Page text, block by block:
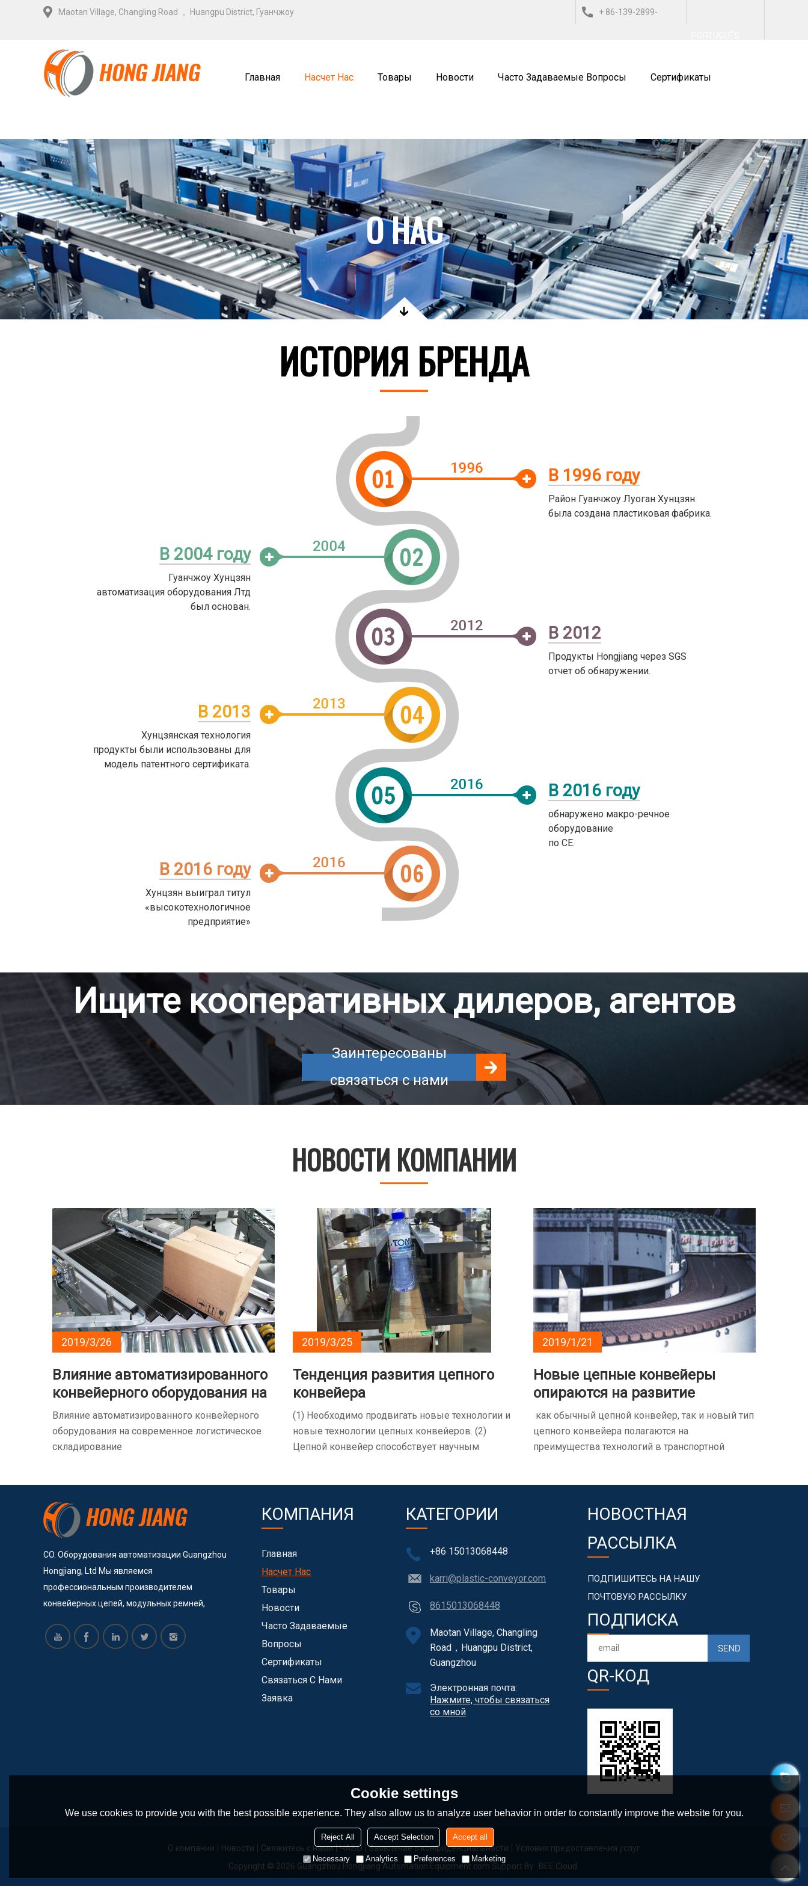
Maotan Village, Changling Road ， Huangpu District, Гуанчжоу + 86-139-2899-
Главная Насчет Нас Товары Новости Часто Задаваемые Вопросы Сертификаты
Связаться С Нами
О НАС
ИСТОРИЯ БРЕНДА
В 2004 году
Гуанчжоу Хунцзян
автоматизация оборудования Лтд
был основан.
В 2013
Хунцзянская технология
продукты были использованы для
модель патентного сертификата.
В 2016 году
Хунцзян выиграл титул
«высокотехнологичное
предприятие»
В 1996 году
Район Гуанчжоу Луоган Хунцзян
была создана пластиковая фабрика.
В 2012
Продукты Hongjiang через SGS
отчет об обнаружении.
В 2016 году
обнаружено макро-речное
оборудование
по CE.
Ищите кооперативных дилеров, агентов
Заинтересованы
связаться с нами
НОВОСТИ КОМПАНИИ
Влияние автоматизированного
конвейерного оборудования на
современное логистическое
складирование
2019/3/26
Влияние автоматизированного конвейерного
оборудования на современное логистическое
складирование
Тенденция развития цепного
конвейера
2019/3/25
(1) Необходимо продвигать новые технологии и
новые технологии цепных конвейеров. (2)
Цепной конвейер способствует научным
цепных конвейеров. (4) Ускорить разработку
продуктов национального бренда и активно
на международном и внутреннем рынках.
Новые цепные конвейеры
опираются на развитие
основных технологий
2019/1/21
как обычный цепной конвейер, так и новый тип
цепного конвейера полагаются на
преимущества технологий в транспортной
CO. Оборудования автоматизации Guangzhou
Hongjiang, Ltd Мы являемся
профессиональным производителем
конвейерных цепей, модульных ремней,
систем в течение 22 лет. Большинство наших
продуктов имеют сертификат SGS, ISO, CE.
других пластмассовых компонентов. и у нас
для проектирования и производства
заказчика. Наши основные конвейеры,
КОМПАНИЯ
Главная
Насчет Нас
Товары
Новости
Часто Задаваемые
Вопросы
Сертификаты
Связаться С Нами
Заявка
КАТЕГОРИИ
+86 15013068448
karri@plastic-conveyor.com
8615013068448
Maotan Village, Changling
Road，Huangpu District,
Guangzhou
Электронная почта:
Нажмите, чтобы связаться
со мной
НОВОСТНАЯ
РАССЫЛКА
ПОДПИШИТЕСЬ НА НАШУ
ПОЧТОВУЮ РАССЫЛКУ
ПОДПИСКА
QR-КОД
О компании Новости Свяжитесь с нами ЧАВО Заявление о конфиденциальности
Условия предоставления услуг
Copyright © 2026 Guangzhou Hongjiang Automation Equipment.com Support By BEE Cloud
Cookie settings
We use cookies to provide you with the best possible experience. They also allow us to analyze user behavior in order to constantly improve the website for you.
Reject All Accept Selection Accept all
Necessary Analytics Preferences Marketing